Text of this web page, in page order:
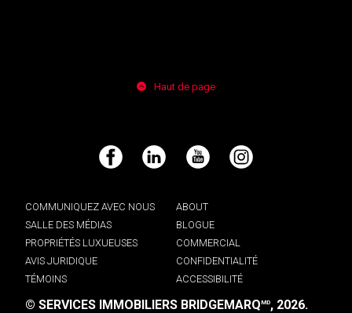
Haut de page
Facebook LinkedIn YouTube Instagram
COMMUNIQUEZ AVEC NOUS
ABOUT
SALLE DES MÉDIAS
BLOGUE
PROPRIÉTÉS LUXUEUSES
COMMERCIAL
AVIS JURIDIQUE
CONFIDENTIALITÉ
TÉMOINS
ACCESSIBILITÉ
© SERVICES IMMOBILIERS BRIDGEMARQMD, 2026.